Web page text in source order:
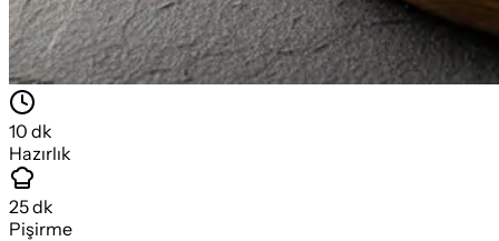
10 dk
Hazırlık
25dk
Pişirme